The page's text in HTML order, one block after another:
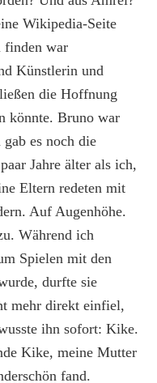
Wikipedia-Seite
finden war
Künstlerin und
die Hoffnung
könnte. Bruno war
es noch die
Jahre älter als ich,
Eltern redeten mit
Auf Augenhöhe.
Während ich
Spielen mit den
durfte sie
mehr direkt einfiel,
ihn sofort: Kike.
Kike, meine Mutter
fand.